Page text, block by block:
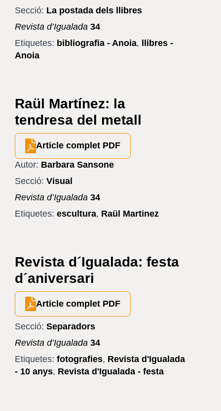
Secció: La postada dels llibres
Revista d’Igualada 34
Etiquetes: bibliografia - Anoia,
llibres -
Anoia
Raül Martínez: la
tendresa del metall
Article complet PDF
Autor: Barbara Sansone
Secció: Visual
Revista d’Igualada 34
Etiquetes: escultura, Raül Martinez
Revista d´Igualada: festa
d´aniversari
Article complet PDF
Secció: Separadors
Revista d’Igualada 34
Etiquetes: fotografies, Revista d'Igualada
- 10 anys, Revista d'Igualada - festa